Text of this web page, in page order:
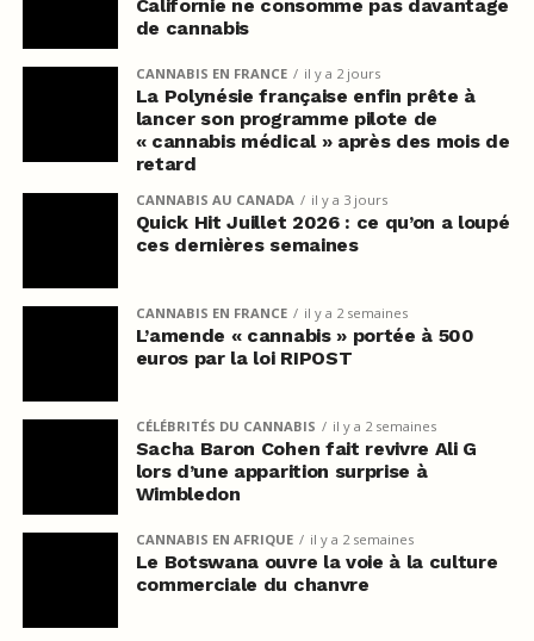
Californie ne consomme pas davantage
de cannabis
CANNABIS EN FRANCE il y a 2 jours
La Polynésie française enfin prête à
lancer son programme pilote de
« cannabis médical » après des mois de
retard
CANNABIS AU CANADA il y a 3 jours
Quick Hit Juillet 2026 : ce qu’on a loupé
ces dernières semaines
CANNABIS EN FRANCE il y a 2 semaines
L’amende « cannabis » portée à 500
euros par la loi RIPOST
CÉLÉBRITÉS DU CANNABIS il y a 2 semaines
Sacha Baron Cohen fait revivre Ali G
lors d’une apparition surprise à
Wimbledon
CANNABIS EN AFRIQUE il y a 2 semaines
Le Botswana ouvre la voie à la culture
commerciale du chanvre